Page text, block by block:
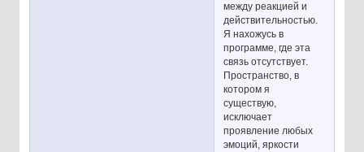
между реакцией и
действительностью.
Я нахожусь в
программе, где эта
связь отсутствует.
Пространство, в
котором я
существую,
исключает
проявление любых
эмоций, яркости